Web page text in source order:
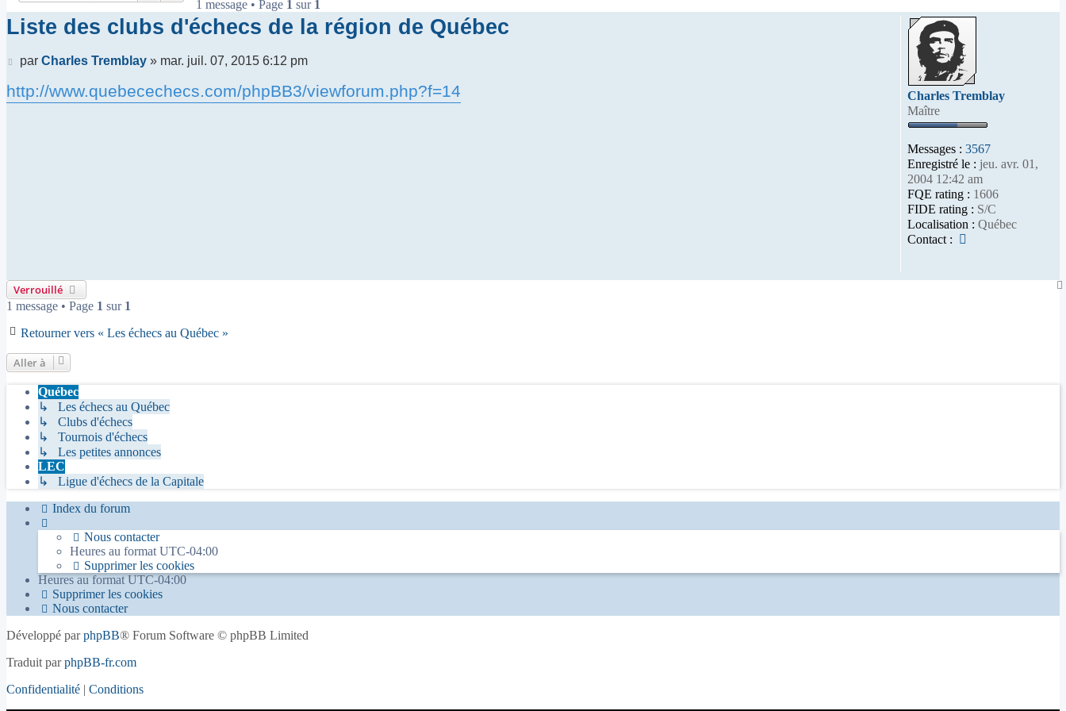
1 message • Page 1 sur 1
Charles Tremblay
Maître
Messages : 3567
Enregistré le : jeu. avr. 01,
2004 12:42 am
FQE rating : 1606
FIDE rating : S/C
Localisation : Québec
Contact :
Liste des clubs d'échecs de la région de Québec
Message
par Charles Tremblay» mar. juil. 07, 2015 6:12 pm
http://www.quebecechecs.com/phpBB3/viewforum.php?f=14
Verrouillé
1 message • Page 1 sur 1
Retourner vers « Les échecs au Québec »
Aller à
Québec
↳ Les échecs au Québec
↳ Clubs d'échecs
↳ Tournois d'échecs
↳ Les petites annonces
LEC
↳ Ligue d'échecs de la Capitale
Index du forum
Nous contacter
Heures au format UTC-04:00
Supprimer les cookies
Heures au formatUTC-04:00
Supprimer les cookies
Nous contacter
Développé parphpBB® Forum Software © phpBB Limited
Traduit parphpBB-fr.com
Confidentialité | Conditions